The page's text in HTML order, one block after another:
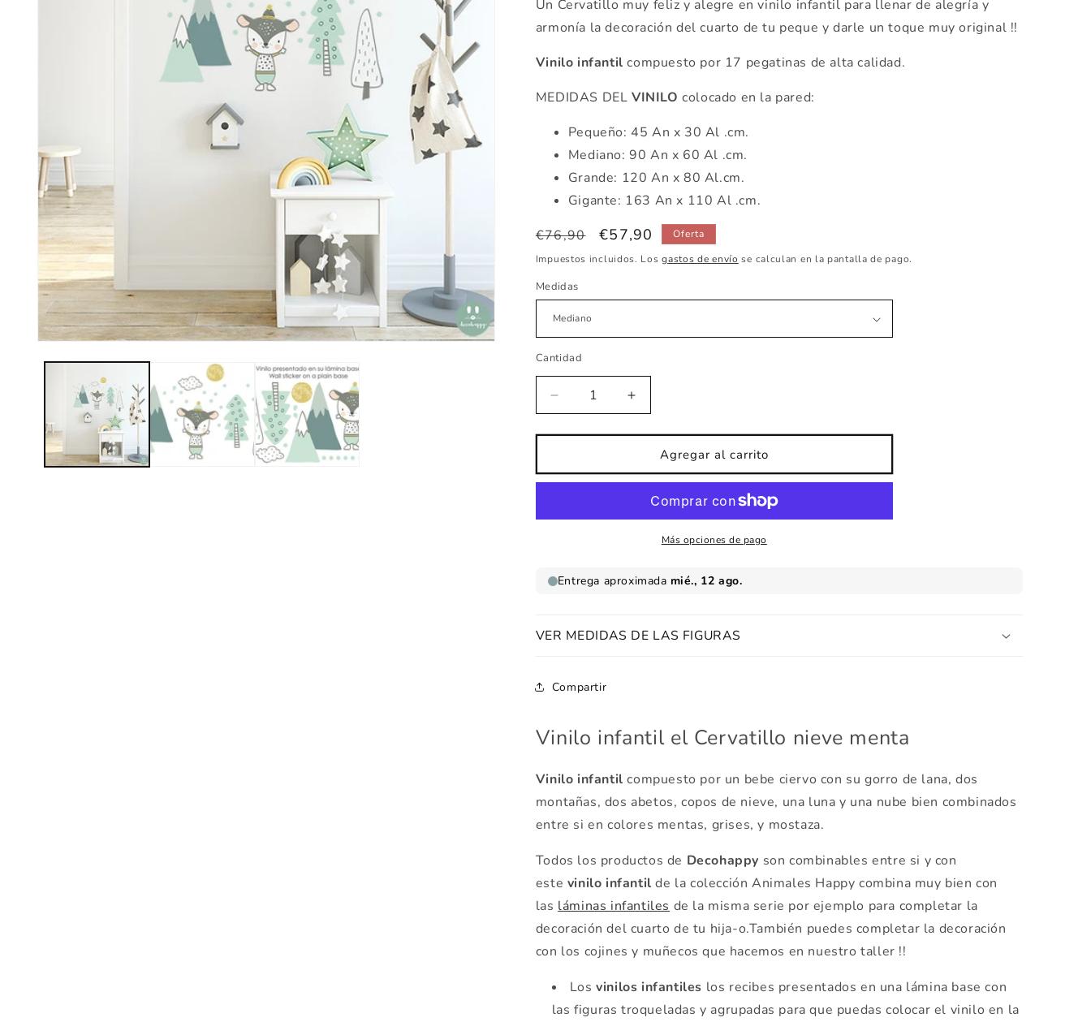
Un Cervatillo muy feliz y alegre en vinilo infantil para llenar de alegría y
armonía la decoración del cuarto de tu peque y darle un toque muy original !!
Vinilo infantil compuesto por 17 pegatinas de alta calidad.
MEDIDAS DEL VINILO colocado en la pared:
Pequeño: 45 An x 30 Al .cm.
Mediano: 90 An x 60 Al .cm.
Grande: 120 An x 80 Al.cm.
Gigante: 163 An x 110 Al .cm.
Precio
habitual
€76,90
Precio
de
€57,90
Oferta
Impuestos incluidos. Losgastos de envío se calculan en la pantalla de pago.
Medidas
Cantidad
Reducir
cantidad
para
infantil
Cervatillo
menta
Aumentar
cantidad
para
Vinilo
infantil
Cervatillo
nieve
menta
Agregar al carrito
Más opciones de pago
VER MEDIDAS DE LAS FIGURAS
Compartir
Vinilo infantil el Cervatillo nieve menta
Vinilo infantilcompuesto por un bebe ciervo con su gorro de lana, dos
montañas, dos abetos, copos de nieve, una luna y una nube bien combinados
entre si en colores mentas, grises, y mostaza.
Todos los productos de Decohappy son combinables entre si y con
este vinilo infantilde la colección Animales Happy combina muy bien con
las láminas infantiles de la misma serie por ejemplo para completar la
decoración del cuarto de tu hija-o.También puedes completar la decoración
con los cojines y muñecos que hacemos en nuestro taller !!
Losvinilos infantiles los recibes presentados en una lámina base con
las figuras troqueladas y agrupadas para que puedas colocar el vinilo en la